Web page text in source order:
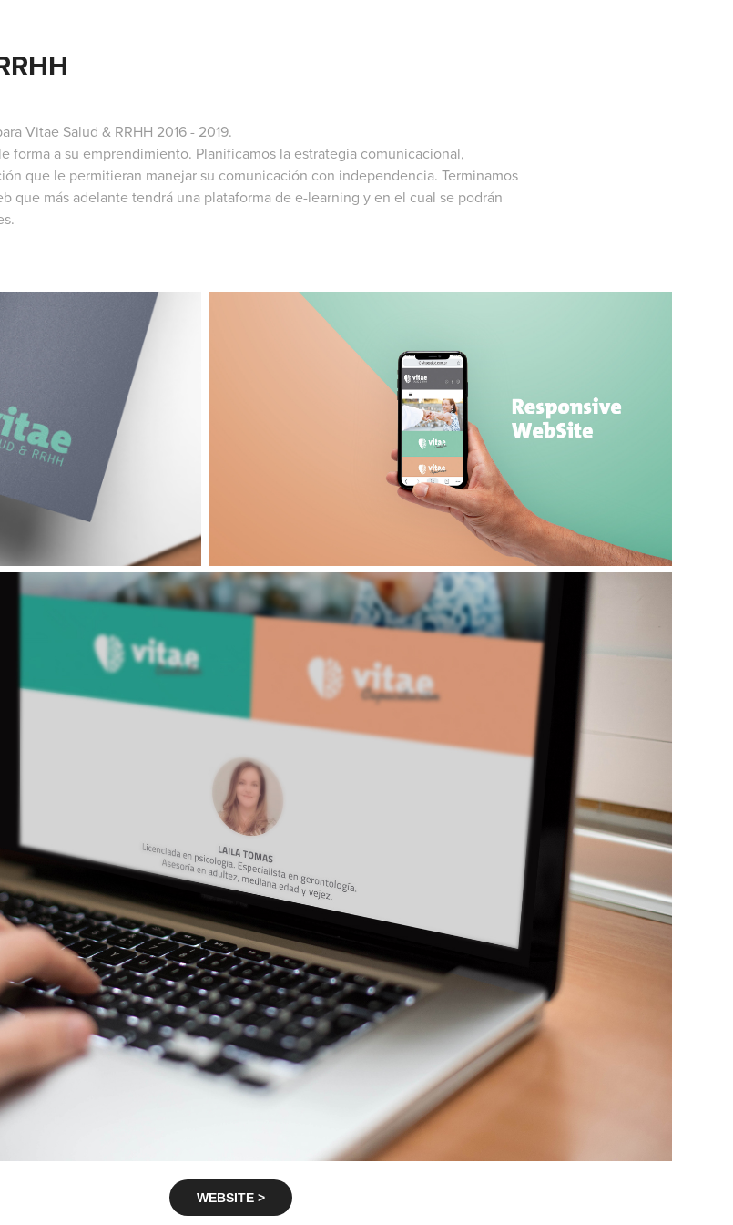
Vitae Salud & RRHH 2016 - 2019.
forma a su emprendimiento. Planificamos la estrategia comunicacional,
que le permitieran manejar su comunicación con independencia. Terminamos
que más adelante tendrá una plataforma de e-learning y en el cual se podrán
WEBSITE >